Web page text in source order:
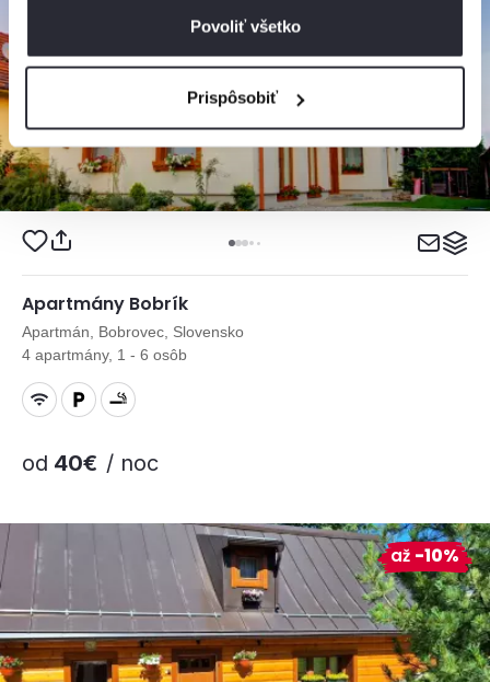
Povoliť všetko
Prispôsobiť
Apartmány Bobrík
Apartmán, Bobrovec, Slovensko
4 apartmány, 1 - 6 osôb
od 40€ / noc
až -10%